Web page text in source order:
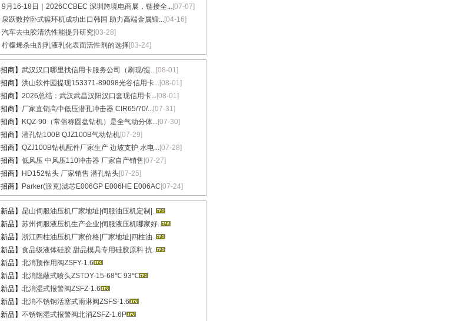
9月16-18日｜2026CCBEC 深圳跨境电商展，链接全...[07-07]
泉跃数控卧式辗环机成功出口韩国 助力高端金属锻...[04-16]
汽车去虫胶清洗性能提升研究[03-28]
柠檬烯杀虫剂乳液乳化表面活性剂的选择[03-24]
招商】 武汉汉口哪里找信用卡服务公司（刷现/提...[08-01]
招商】 洪山软件园提现153371-89098光谷信用卡...[08-01]
招商】 2026总结：武汉武昌汉阳汉口套现信用卡...[08-01]
招商】 厂家直销高中低压潜孔冲击器 CIR65/70/...[07-31]
招商】 KQZ-90（常俗称圆盘钻机）是全气动分体...[07-30]
招商】 潜孔钻100B QJZ100B气动钻机[07-29]
招商】 QZJ100B钻机配件厂家生产 边坡支护 水电...[07-28]
招商】 低风压 中风压110冲击器 厂家自产销售 [07-27]
招商】 HD152钻头 厂家销售 潜孔钻头[07-25]
招商】 Parker(派克)滤芯E006GP E006HE E006AC [07-24]
新品】 昆山伺服油压机厂家地址|伺服油压机定制|..
新品】 苏州伺服液压机生产企业|伺服液压机哪家好..
新品】 浙江四柱油压机厂家价格|厂家地址|四柱油..
新品】 食品级液体硅胶 甜品模具专用硅胶原料 抗..
新品】 北消预作用阀ZSFY-1.6
新品】 北消隐蔽式喷头ZSTDY-15-68℃ 93℃
新品】 北消湿式报警阀ZSFZ-1.6
新品】 北消不锈钢活塞式雨淋阀ZSFS-1.6
新品】 不锈钢湿式报警阀北消ZSFZ-1.6P